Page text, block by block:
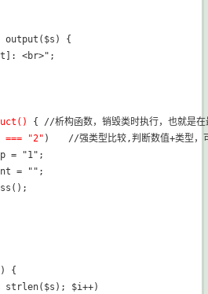
output($s) {
<br>";
{ //析构函数，销毁类时执行，也就是在
=== "2" )　　//强类型比较,判断数值+类型
= "1";
= "";
{
strlen($s); $i++)